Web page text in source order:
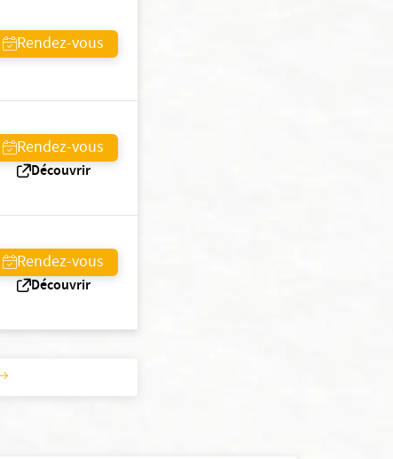
Rendez-vous
Rendez-vous
Découvrir
Rendez-vous
Découvrir